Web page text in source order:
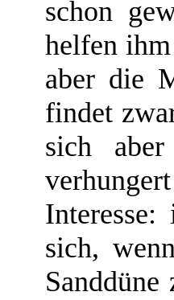
schon
helfen
aber die
findet
sich
sich,